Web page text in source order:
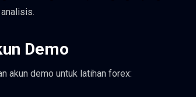
Demo
akun demo untuk latihan forex: